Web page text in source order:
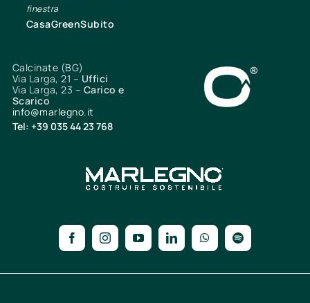
finestra
CasaGreenSubito
Calcinate (BG)
Via Larga, 21 – Uffici
Via Larga, 23 – Carico e
Scarico
info@marlegno.it
Tel: +39 035 44 23 768